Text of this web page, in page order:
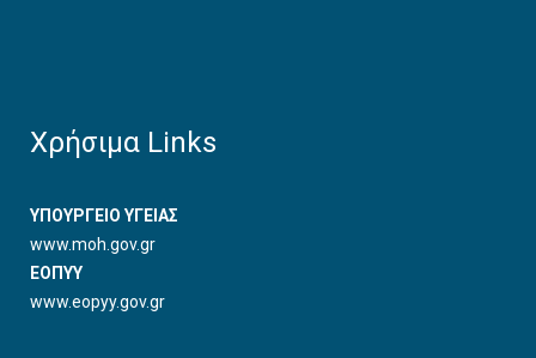
Χρήσιμα Links
ΥΠΟΥΡΓΕΙΟ ΥΓΕΙΑΣ
www.moh.gov.gr
ΕΟΠΥΥ
www.eopyy.gov.gr